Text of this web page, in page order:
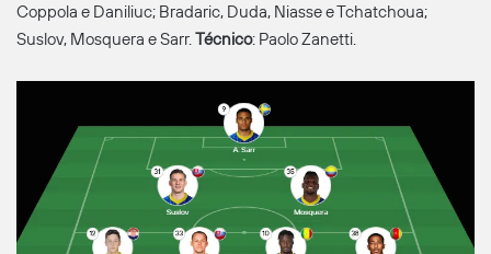
Coppola e Daniliuc; Bradaric, Duda, Niasse e Tchatchoua;
Suslov, Mosquera e Sarr. Técnico: Paolo Zanetti.